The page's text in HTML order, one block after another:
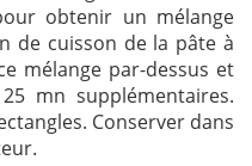
obtenir un mélange
de cuisson de la pâte à
mélange par-dessus et
mn supplémentaires.
Conserver dans